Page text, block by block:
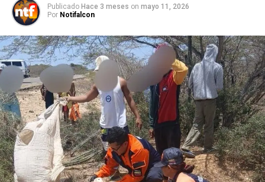
Publicado Hace 3 meses on mayo 11, 2026
Por Notifalcon